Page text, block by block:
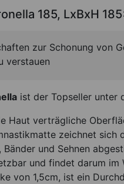
185, LxBxH
zur Schonung von
verstauen
ist der Topseller unter
Haut verträgliche
zeichnet sich
und Sehnen
und findet darum im
von 1,5cm, ist ein
AIREX Gymnastikmatte
Coronella 200, LxBxH
200x60x1,5 cm